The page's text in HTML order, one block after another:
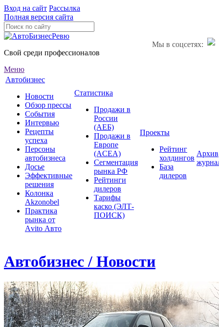
Вход на сайт Рассылка
Полная версия сайта
Мы в соцсетях:
Свой среди профессионалов
Меню
Автобизнес
Новости
Обзор прессы
События
Интервью
Рецепты
успеха
Персоны
автобизнеса
Досье
Эффективные
решения
Колонка
Akzonobel
Практика
рынка от
Аvito Авто
Статистика
Продажи в
России
(АЕБ)
Продажи в
Европе
(ACEA)
Сегментация
рынка РФ
Рейтинги
дилеров
Тарифы
каско (ЭЛТ-
ПОИСК)
Проекты
Рейтинг
холдингов
База
дилеров
Архив
Автобизнес / Новости